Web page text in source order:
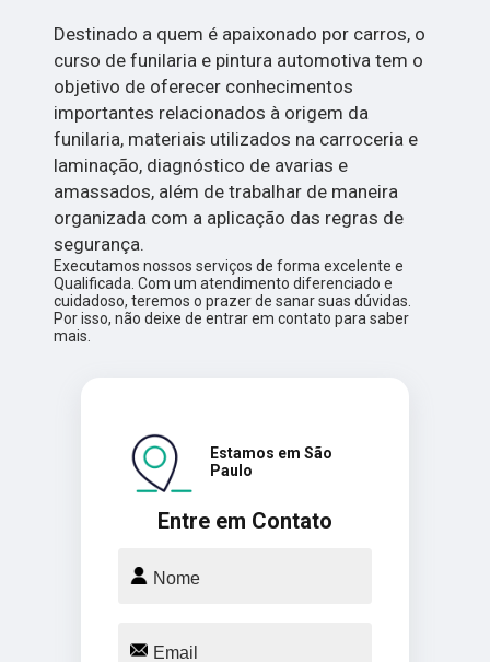
Destinado a quem é apaixonado por carros, o
curso de funilaria e pintura automotiva tem o
objetivo de oferecer conhecimentos
importantes relacionados à origem da
funilaria, materiais utilizados na carroceria e
laminação, diagnóstico de avarias e
amassados, além de trabalhar de maneira
organizada com a aplicação das regras de
segurança.
Executamos nossos serviços de forma excelente e
Qualificada. Com um atendimento diferenciado e
cuidadoso, teremos o prazer de sanar suas dúvidas.
Por isso, não deixe de entrar em contato para saber
mais.
Entre em Contato
Estamos em São
Paulo